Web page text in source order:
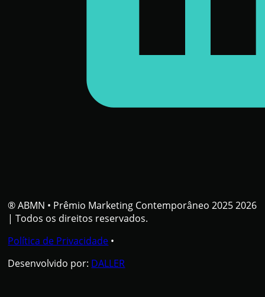
® ABMN • Prêmio Marketing Contemporâneo 2025 2026
| Todos os direitos reservados.
Política de Privacidade •
Desenvolvido por: DALLER